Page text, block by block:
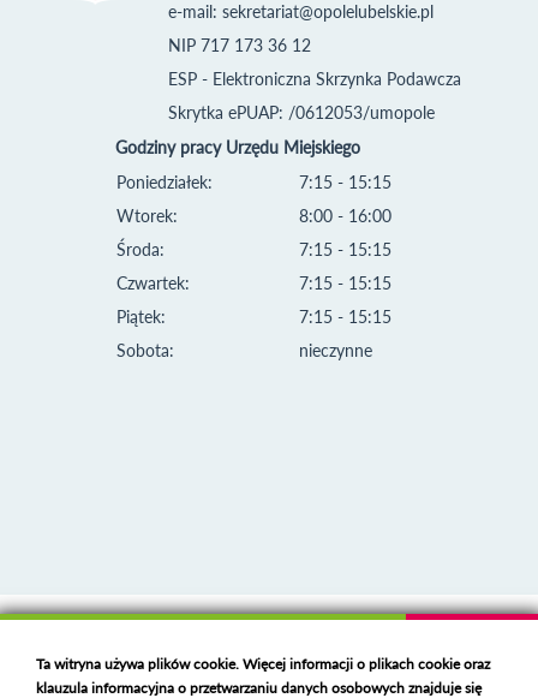
e-mail: sekretariat@opolelubelskie.pl
NIP 717 173 36 12
ESP - Elektroniczna Skrzynka Podawcza
Skrytka ePUAP: /0612053/umopole
Godziny pracy Urzędu Miejskiego
Poniedziałek:
Wtorek:
Środa:
Czwartek:
Piątek:
Sobota:
7:15 - 15:15
8:00 - 16:00
7:15 - 15:15
7:15 - 15:15
7:15 - 15:15
nieczynne
Deklaracja dostępności
Ta witryna używa plików cookie. Więcej informacji o plikach cookie oraz
klauzula informacyjna o przetwarzaniu danych osobowych znajduje się